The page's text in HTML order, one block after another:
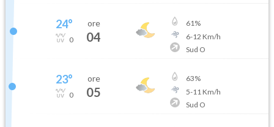
24°
0
ore
04
61%
6-12 Km/h
Sud O
23°
0
ore
05
63%
5-11 Km/h
Sud O